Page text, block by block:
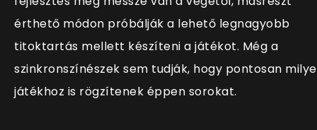
érthető módon próbálják a lehető legnagyobb
titoktartás mellett készíteni a játékot. Még a
szinkronszínészek sem tudják, hogy pontosan
játékhoz is rögzítenek éppen sorokat.